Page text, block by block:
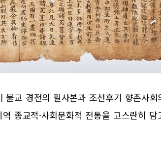
불교 경전의 필사본과 조선후기 향촌사
종교적·사회문화적 전통을 고스란히